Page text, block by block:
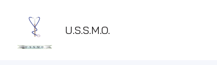
contenuto
U.S.S.M.O.